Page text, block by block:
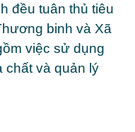
đều tuân thủ tiêu
binh và Xã
việc sử dụng
chất và quản lý